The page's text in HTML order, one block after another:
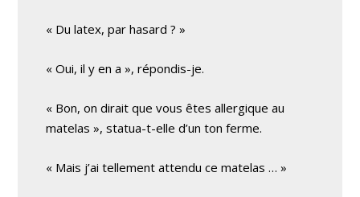
« Du latex, par hasard ? »
« Oui, il y en a », répondis-je.
« Bon, on dirait que vous êtes allergique au
matelas », statua-t-elle d’un ton ferme.
« Mais j’ai tellement attendu ce matelas … »